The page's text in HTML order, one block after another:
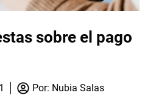
sobre el pago
Por: Nubia Salas